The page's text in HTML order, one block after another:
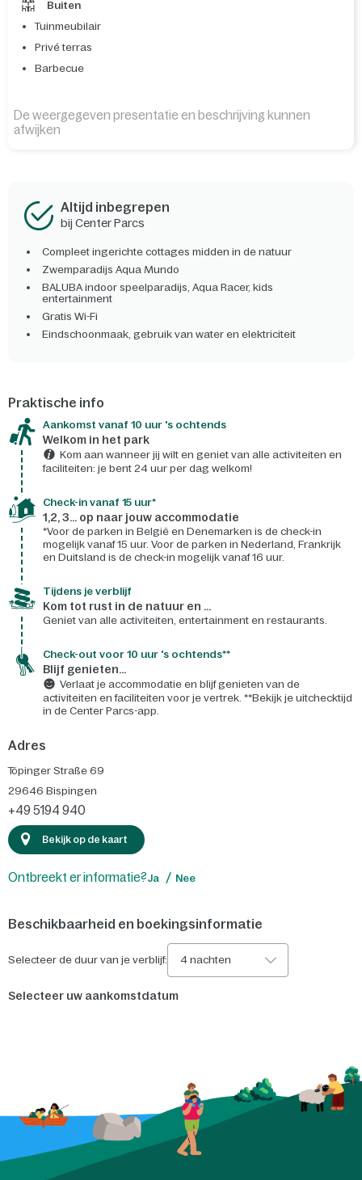
Buiten
Tuinmeubilair
Privé terras
Barbecue
De weergegeven presentatie en beschrijving kunnen
afwijken
Altijd inbegrepen
bij Center Parcs
Compleet ingerichte cottages midden in de natuur
Zwemparadijs Aqua Mundo
BALUBA indoor speelparadijs, Aqua Racer, kids
entertainment
Gratis Wi-Fi
Eindschoonmaak, gebruik van water en elektriciteit
Praktische info
Aankomst vanaf 10 uur 's ochtends
Welkom in het park
Kom aan wanneer jij wilt en geniet van alle activiteiten en
faciliteiten: je bent 24 uur per dag welkom!
Check-in vanaf 15 uur*
1,2, 3... op naar jouw accommodatie
*Voor de parken in België en Denemarken is de check-in
mogelijk vanaf 15 uur. Voor de parken in Nederland, Frankrijk
en Duitsland is de check-in mogelijk vanaf 16 uur.
Tijdens je verblijf
Kom tot rust in de natuur en ...
Geniet van alle activiteiten, entertainment en restaurants.
Check-out voor 10 uur 's ochtends**
Blijf genieten...
Verlaat je accommodatie en blijf genieten van de
activiteiten en faciliteiten voor je vertrek. **Bekijk je uitchecktijd
in de Center Parcs-app.
Adres
Töpinger Straße 69
29646 Bispingen
+49 5194 940
Bekijk op de kaart
Ontbreekt er informatie?Ja Nee
Beschikbaarheid en boekingsinformatie
Selecteer de duur van je verblijf: 4 nachten
Selecteer uw aankomstdatum